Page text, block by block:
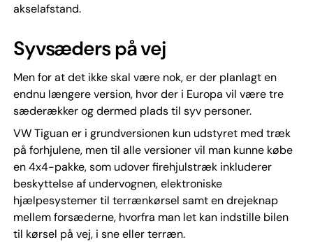
akselafstand.
Syvsæders på vej
Men for at det ikke skal være nok, er der planlagt en
endnu længere version, hvor der i Europa vil være tre
sæderækker og dermed plads til syv personer.
VW Tiguan er i grundversionen kun udstyret med træk
på forhjulene, men til alle versioner vil man kunne købe
en 4x4-pakke, som udover firehjulstræk inkluderer
beskyttelse af undervognen, elektroniske
hjælpesystemer til terrænkørsel samt en drejeknap
mellem forsæderne, hvorfra man let kan indstille bilen
til kørsel på vej, i sne eller terræn.